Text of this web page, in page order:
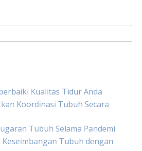
Kualitas Tidur Anda
Koordinasi Tubuh Secara
Tubuh Selama Pandemi
Tubuh dengan